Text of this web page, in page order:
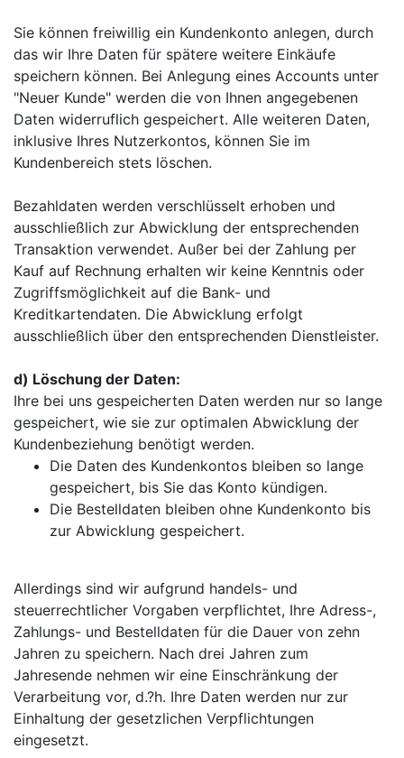
Sie können freiwillig ein Kundenkonto anlegen, durch
das wir Ihre Daten für spätere weitere Einkäufe
speichern können. Bei Anlegung eines Accounts unter
"Neuer Kunde" werden die von Ihnen angegebenen
Daten widerruflich gespeichert. Alle weiteren Daten,
inklusive Ihres Nutzerkontos, können Sie im
Kundenbereich stets löschen.
Bezahldaten werden verschlüsselt erhoben und
ausschließlich zur Abwicklung der entsprechenden
Transaktion verwendet. Außer bei der Zahlung per
Kauf auf Rechnung erhalten wir keine Kenntnis oder
Zugriffsmöglichkeit auf die Bank- und
Kreditkartendaten. Die Abwicklung erfolgt
ausschließlich über den entsprechenden Dienstleister.
d) Löschung der Daten:
Ihre bei uns gespeicherten Daten werden nur so lange
gespeichert, wie sie zur optimalen Abwicklung der
Kundenbeziehung benötigt werden.
Die Daten des Kundenkontos bleiben so lange
gespeichert, bis Sie das Konto kündigen.
Die Bestelldaten bleiben ohne Kundenkonto bis
zur Abwicklung gespeichert.
Allerdings sind wir aufgrund handels- und
steuerrechtlicher Vorgaben verpflichtet, Ihre Adress-,
Zahlungs- und Bestelldaten für die Dauer von zehn
Jahren zu speichern. Nach drei Jahren zum
Jahresende nehmen wir eine Einschränkung der
Verarbeitung vor, d.?h. Ihre Daten werden nur zur
Einhaltung der gesetzlichen Verpflichtungen
eingesetzt.